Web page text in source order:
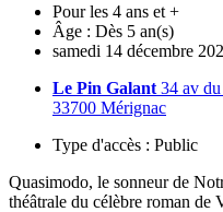
Pour les 4 ans et +
Âge : Dès 5 an(s)
samedi 14 décembre
Le Pin Galant 34 av
33700 Mérignac
Type d'accès : Public
Quasimodo, le sonneur de
théâtrale du célèbre roman